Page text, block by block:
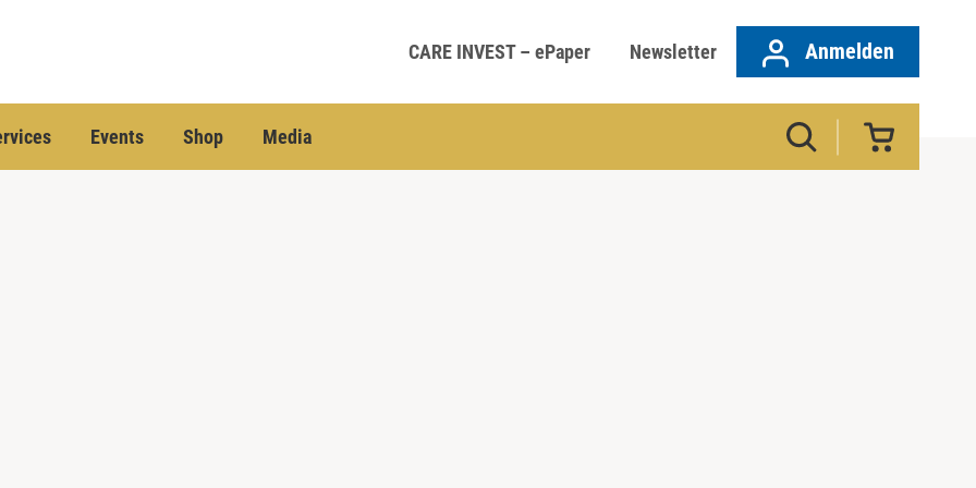
CARE INVEST – ePaper Newsletter Anmelden
Events Shop Media